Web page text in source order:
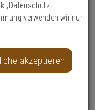
85IB/40
Kassetten, Türen,
Kellerfenstern,
oder bei
„Datenschutz
verwenden wir nur
akzeptieren